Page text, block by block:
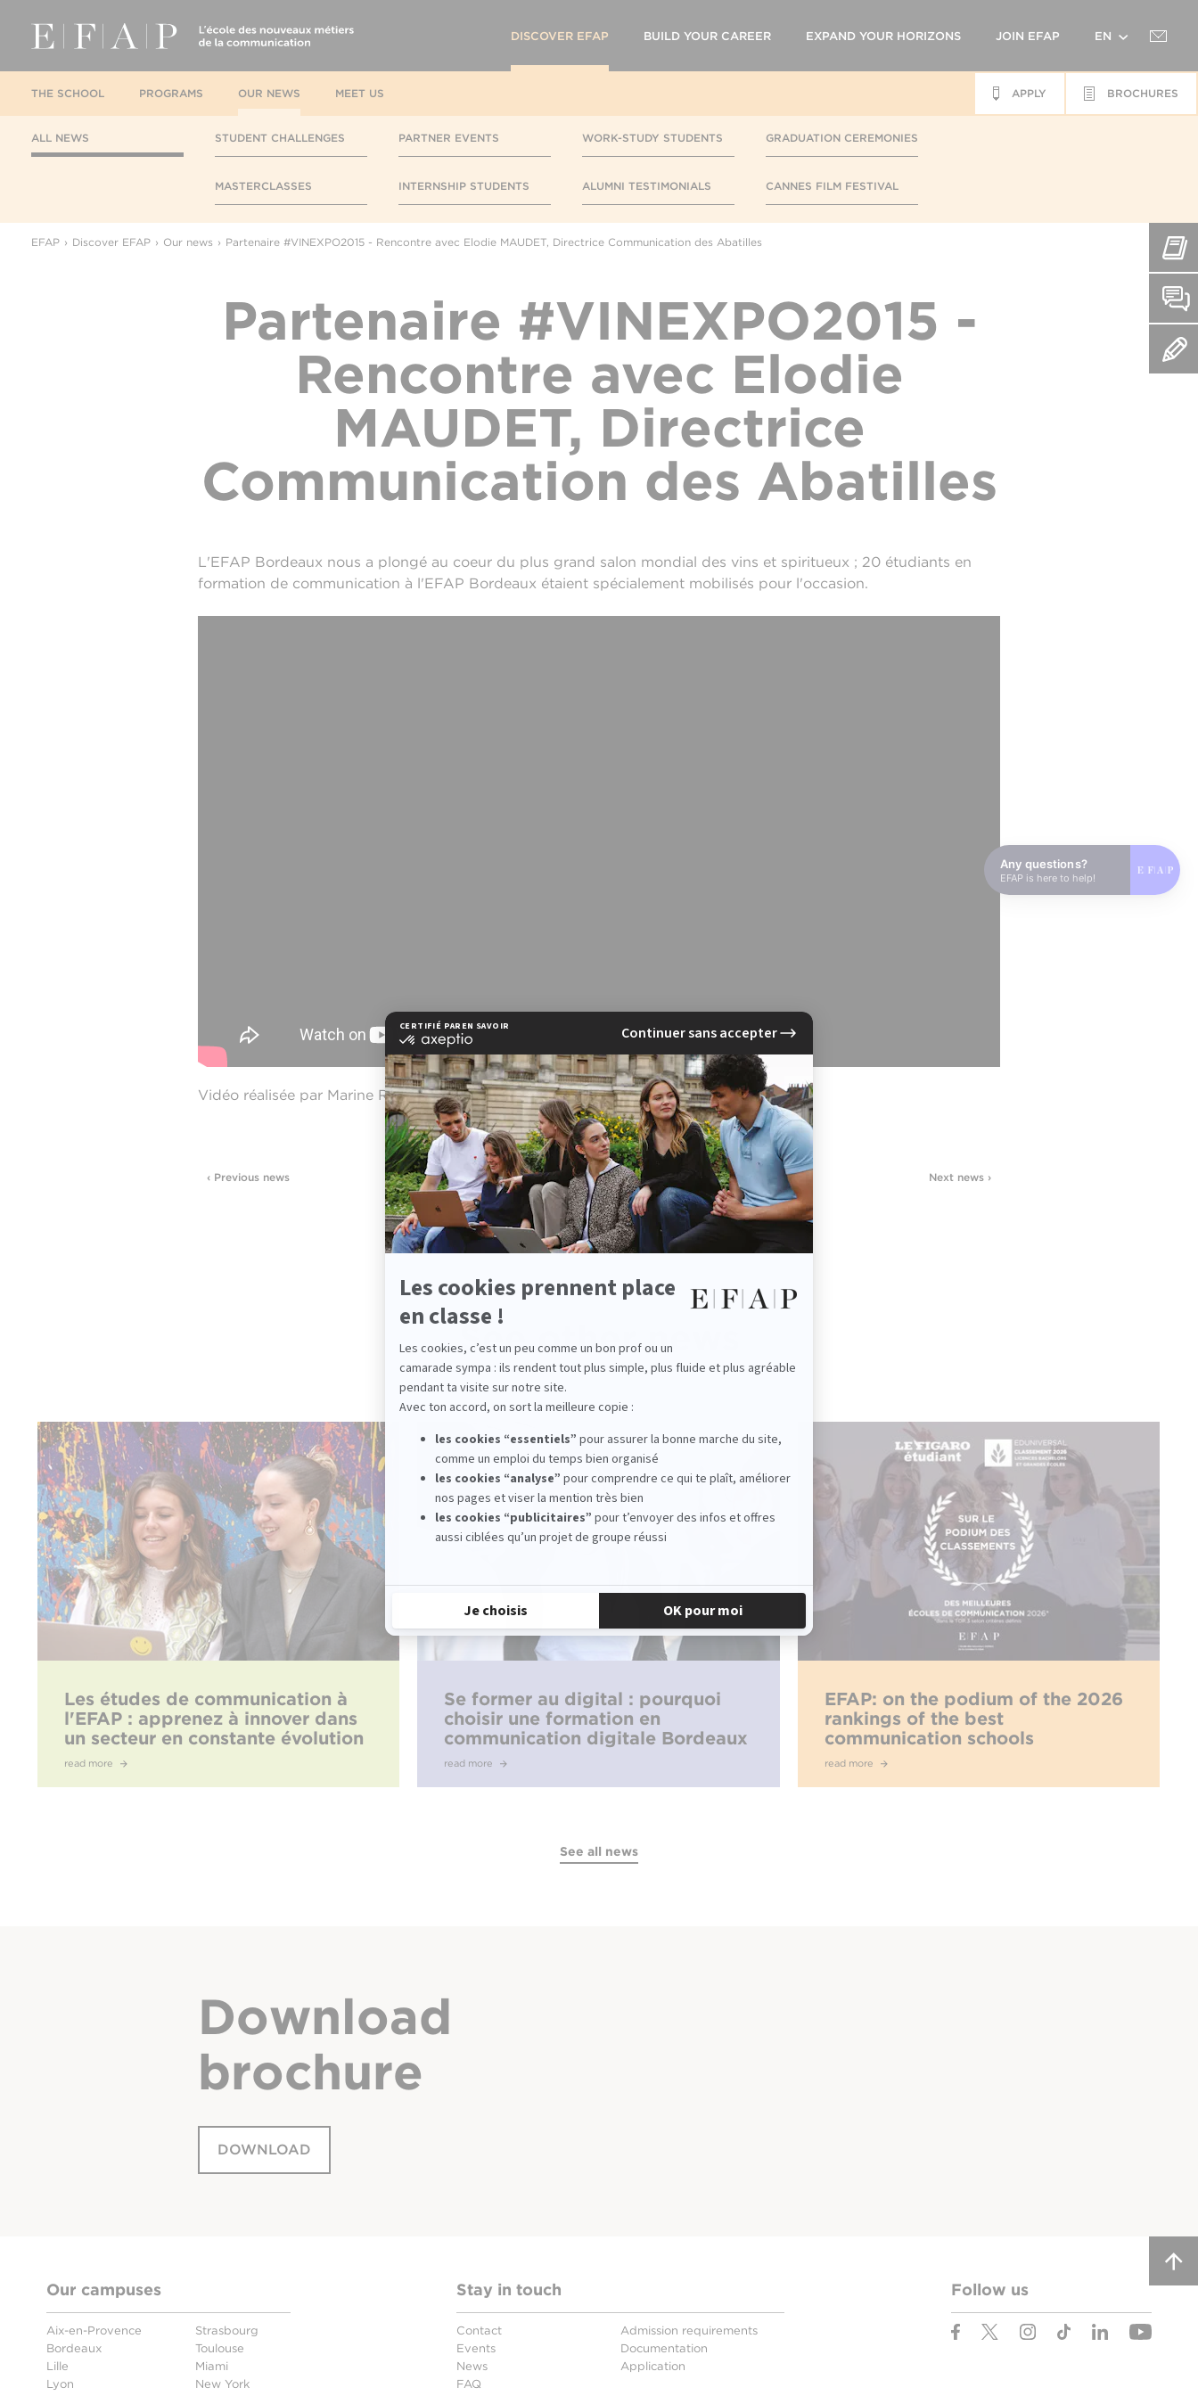
DISCOVER EFAP BUILD YOUR CAREER EXPAND YOUR HORIZONS JOIN EFAP EN
THE SCHOOL PROGRAMS OUR NEWS MEET US BROCHURES
APPLY
ALL NEWS STUDENT CHALLENGES
MASTERCLASSES
PARTNER EVENTS
INTERNSHIP STUDENTS
WORK-STUDY STUDENTS
ALUMNI TESTIMONIALS
GRADUATION CEREMONIES
CANNES FILM FESTIVAL
EFAP Discover EFAP Our news Partenaire #VINEXPO2015 - Rencontre avec Elodie MAUDET, Directrice Communication des Abatilles
Partenaire #VINEXPO2015 -
Rencontre avec Elodie
MAUDET, Directrice
Communication des Abatilles
L'EFAP Bordeaux nous a plongé au coeur du plus grand salon mondial des vins et spiritueux ; 20 étudiants en
formation de communication à l'EFAP Bordeaux étaient spécialement mobilisés pour l'occasion.
Vidéo réalisée par Marine Roussel, étudiante en 4è année à l'EFAP Bordeaux
‹ Previous news Next news ›
See other news
Les études de communication à
l'EFAP : apprenez à innover dans
un secteur en constante évolution
read more
Se former au digital : pourquoi
choisir une formation en
communication digitale Bordeaux
à l’EFAP ?
read more
EFAP: on the podium of the 2026
rankings of the best
communication schools
read more
See all news
Download
brochure
DOWNLOAD
Our campuses
Aix-en-Provence
Bordeaux
Lille
Lyon
Strasbourg
Toulouse
Miami
New York
Stay in touch
Contact
Events
News
FAQ
Admission requirements
Documentation
Application
Follow us
Any questions?
EFAP is here to help!